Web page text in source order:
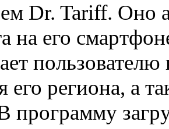
Dr. Tariff. Оно
на его
его региона, а
программу